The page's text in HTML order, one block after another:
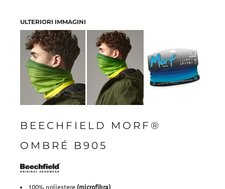
ULTERIORI IMMAGINI
BEECHFIELD MORF®
OMBRÉ B905
100% poliestere (microfibra)